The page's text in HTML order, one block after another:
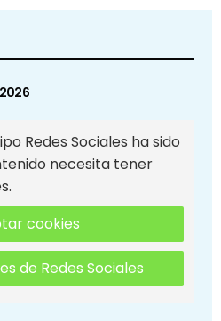
Redes Sociales ha sido
necesita tener
cookies
de Redes Sociales